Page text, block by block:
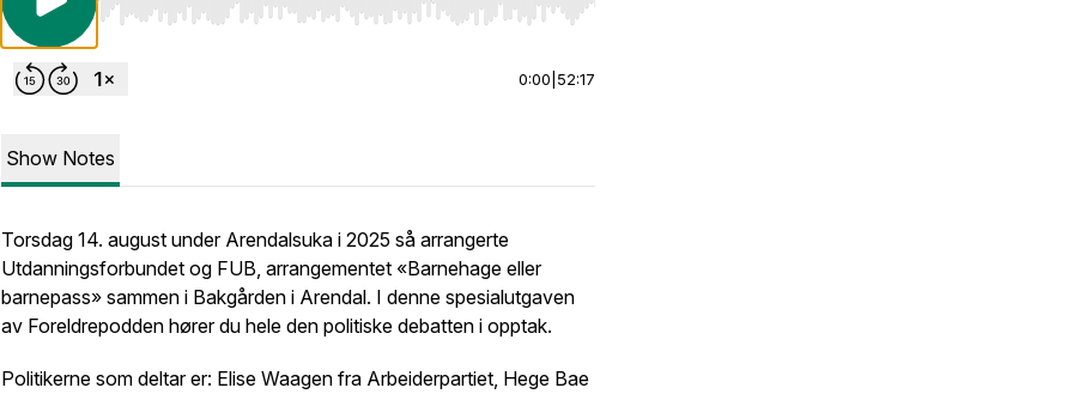
Use Left/Right to seek, Home/End to jump to start or end. Hold shift to jump forward or backward.
0:00 52:17
Show Notes
Torsdag 14. august under Arendalsuka i 2025 så arrangerte
Utdanningsforbundet og FUB, arrangementet «Barnehage eller
barnepass» sammen i Bakgården i Arendal. I denne spesialutgaven
av Foreldrepodden hører du hele den politiske debatten i opptak.
Politikerne som deltar er: Elise Waagen fra Arbeiderpartiet, Hege Bae